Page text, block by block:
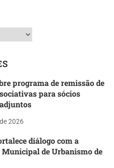
programa de remissão de
para sócios
2026
diálogo com a
Municipal de Urbanismo de